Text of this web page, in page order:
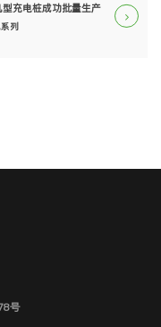
型充电桩成功批量生产
列
号